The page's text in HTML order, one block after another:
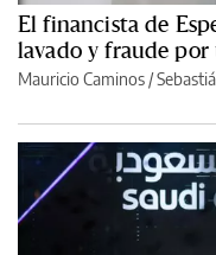
El financista de
lavado y fraude por
Mauricio Caminos /